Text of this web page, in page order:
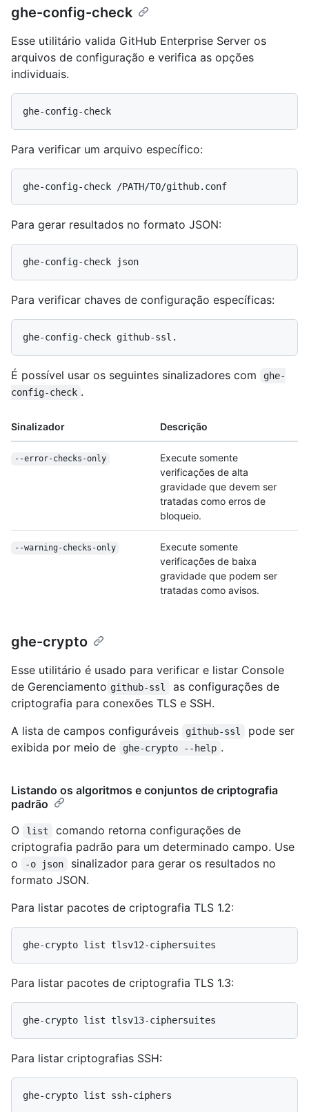
ghe-config-check
Esse utilitário valida GitHub Enterprise Server os
arquivos de configuração e verifica as opções
individuais.
Para verificar um arquivo específico:
Para gerar resultados no formato JSON:
Para verificar chaves de configuração específicas:
É possível usar os seguintes sinalizadores com
ghe-
config-check .
Sinalizador Descrição
--error-checks-only
Execute somente
verificações de alta
gravidade que devem ser
tratadas como erros de
bloqueio.
--warning-checks-only
Execute somente
verificações de baixa
gravidade que podem ser
tratadas como avisos.
ghe-crypto
Esse utilitário é usado para verificar e listar Console
de Gerenciamento github-ssl
as configurações de
criptografia para conexões TLS e SSH.
A lista de campos configuráveis
github-ssl
pode ser
exibida por meio de
ghe-crypto --help .
Listando os algoritmos e conjuntos de criptografia
padrão
O
list
comando retorna configurações de
criptografia padrão para um determinado campo. Use
o
-o json
sinalizador para gerar os resultados no
formato JSON.
Para listar pacotes de criptografia TLS 1.2:
Para listar pacotes de criptografia TLS 1.3:
Para listar criptografias SSH: